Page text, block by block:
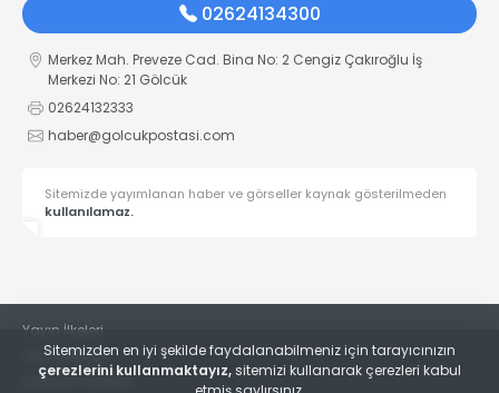
02624134300
Merkez Mah. Preveze Cad. Bina No: 2 Cengiz Çakıroğlu İş
Merkezi No: 21 Gölcük
02624132333
haber@golcukpostasi.com
Sitemizde yayımlanan haber ve görseller kaynak gösterilmeden
kullanılamaz.
Yayın İlkeleri
Veri Politikası
Kullanım Şartları
Sitemizden en iyi şekilde faydalanabilmeniz için tarayıcınızın
çerezlerini kullanmaktayız, sitemizi kullanarak çerezleri kabul